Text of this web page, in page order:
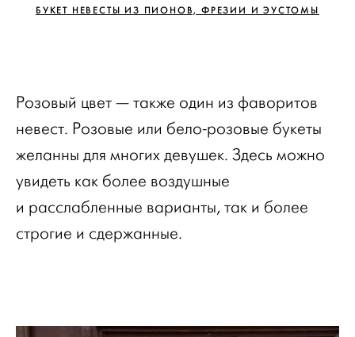
БУКЕТ НЕВЕСТЫ ИЗ ПИОНОВ, ФРЕЗИИ И ЭУСТОМЫ
Розовый цвет — также один из фаворитов
невест. Розовые или бело-розовые букеты
желанны для многих девушек. Здесь можно
увидеть как более воздушные
и расслабленные варианты, так и более
строгие и сдержанные.